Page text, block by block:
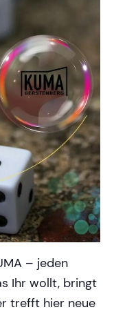
– jeden
Ihr wollt, bringt
trefft hier neue